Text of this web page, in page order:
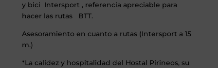
y bici Intersport , referencia apreciable para
hacer las rutas BTT.
Asesoramiento en cuanto a rutas (Intersport a 15
m.)
*La calidez y hospitalidad del Hostal Pirineos, su